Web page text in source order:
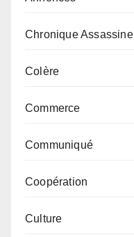
Chronique Assassine
Colère
Commerce
Communiqué
Coopération
Culture